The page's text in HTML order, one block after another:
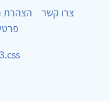
צרו קשר
הצהרת